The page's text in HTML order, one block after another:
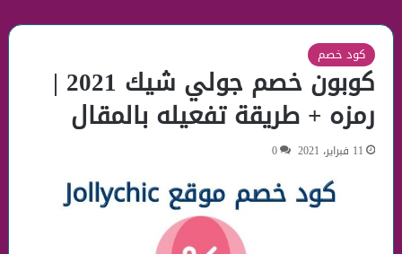
كود خصم
كوبون خصم جولي شيك 2021 |
رمزه + طريقة تفعيله بالمقال
11 فبراير، 2021 0